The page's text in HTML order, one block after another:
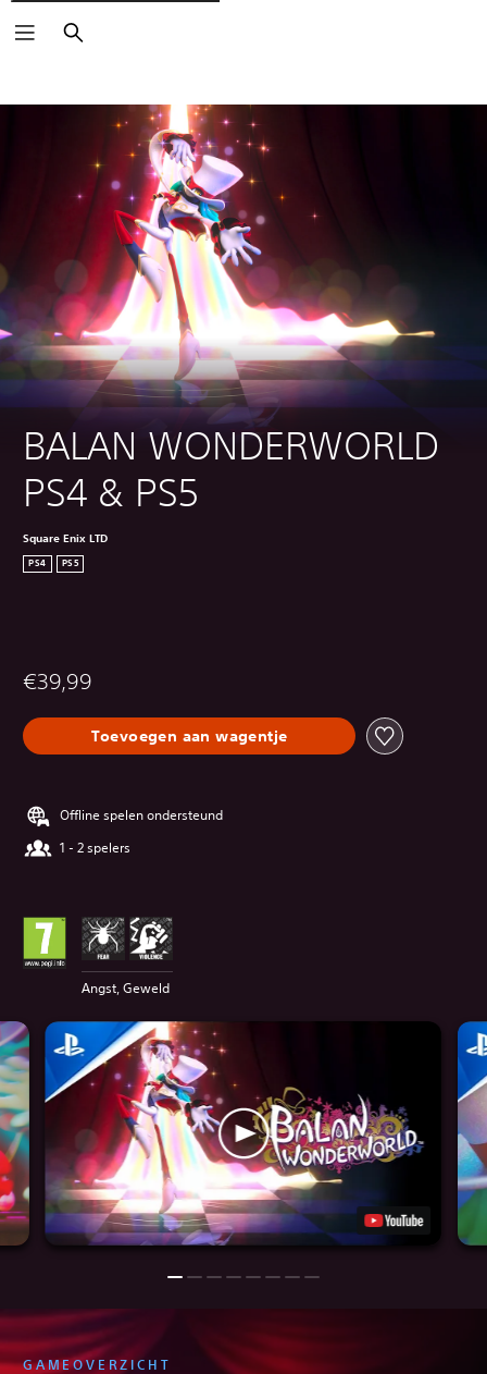
Zoeken
BALAN WONDERWORLD
PS4 & PS5
Square Enix LTD
PS4 PS5
€39,99
Toevoegen aan wagentje
Offline spelen ondersteund
1 - 2 spelers
Angst, Geweld
GAMEOVERZICHT